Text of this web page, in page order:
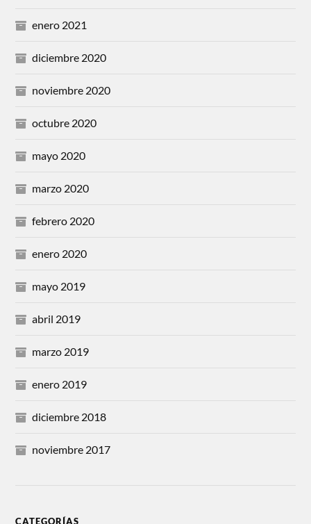
enero 2021
diciembre 2020
noviembre 2020
octubre 2020
mayo 2020
marzo 2020
febrero 2020
enero 2020
mayo 2019
abril 2019
marzo 2019
enero 2019
diciembre 2018
noviembre 2017
CATEGORÍAS